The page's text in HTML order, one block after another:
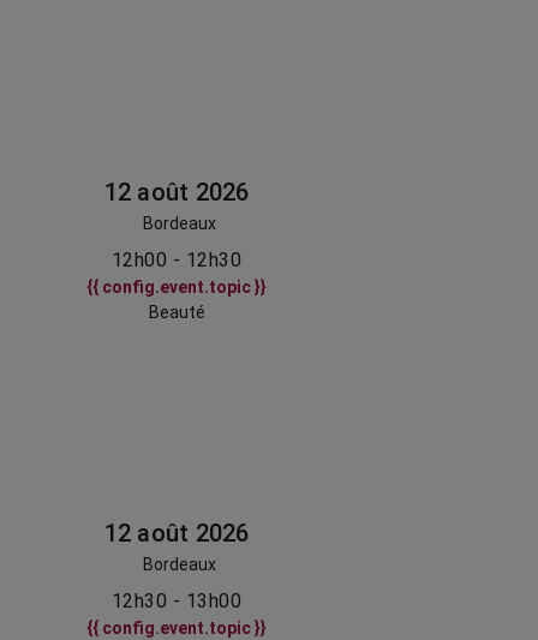
12 août 2026
Bordeaux
12h00 - 12h30
{{ config.event.topic }}
Beauté
12 août 2026
Bordeaux
12h30 - 13h00
{{ config.event.topic }}